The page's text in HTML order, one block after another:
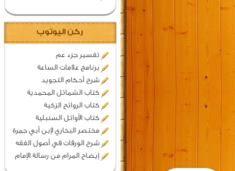
ركن اليوتوب
تفسير جزء عم
برنامج علامات الساعة
شرح أحكام التجويد
كتاب الشمائل المحمدية
كتاب الروائح الزكية
كتاب الأوائل السنبلية
مختصر البخاري لإبن أبي جمرة
شرح الورقات في أصول الفقه
إيضاح المرام من رسالة الإمام